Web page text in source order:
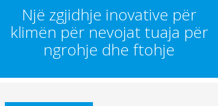
Një zgjidhje inovative për
klimën për nevojat tuaja për
ngrohje dhe ftohje